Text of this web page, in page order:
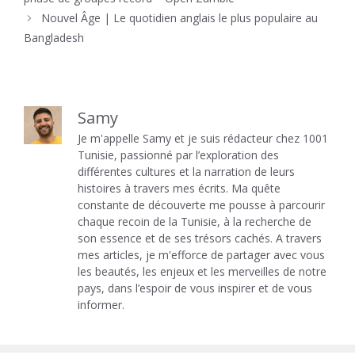
Nouvel Âge | Le quotidien anglais le plus populaire au
Bangladesh
Samy
Je m'appelle Samy et je suis rédacteur chez 1001
Tunisie, passionné par l’exploration des
différentes cultures et la narration de leurs
histoires à travers mes écrits. Ma quête
constante de découverte me pousse à parcourir
chaque recoin de la Tunisie, à la recherche de
son essence et de ses trésors cachés. A travers
mes articles, je m'efforce de partager avec vous
les beautés, les enjeux et les merveilles de notre
pays, dans l’espoir de vous inspirer et de vous
informer.